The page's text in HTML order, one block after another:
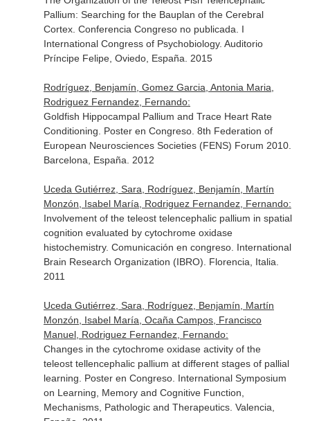
Pallium: Searching for the Bauplan of the Cerebral
Cortex. Conferencia Congreso no publicada. I
International Congress of Psychobiology. Auditorio
Príncipe Felipe, Oviedo, España. 2015
Rodríguez, Benjamín, Gomez Garcia, Antonia Maria,
Rodriguez Fernandez, Fernando:
Goldfish Hippocampal Pallium and Trace Heart Rate
Conditioning. Poster en Congreso. 8th Federation of
European Neurosciences Societies (FENS) Forum 2010.
Barcelona, España. 2012
Uceda Gutiérrez, Sara, Rodríguez, Benjamín, Martín
Monzón, Isabel María, Rodriguez Fernandez, Fernando:
Involvement of the teleost telencephalic pallium in spatial
cognition evaluated by cytochrome oxidase
histochemistry. Comunicación en congreso. International
Brain Research Organization (IBRO). Florencia, Italia.
2011
Uceda Gutiérrez, Sara, Rodríguez, Benjamín, Martín
Monzón, Isabel María, Ocaña Campos, Francisco
Manuel, Rodriguez Fernandez, Fernando:
Changes in the cytochrome oxidase activity of the
teleost tellencephalic pallium at different stages of pallial
learning. Poster en Congreso. International Symposium
on Learning, Memory and Cognitive Function,
Mechanisms, Pathologic and Therapeutics. Valencia,